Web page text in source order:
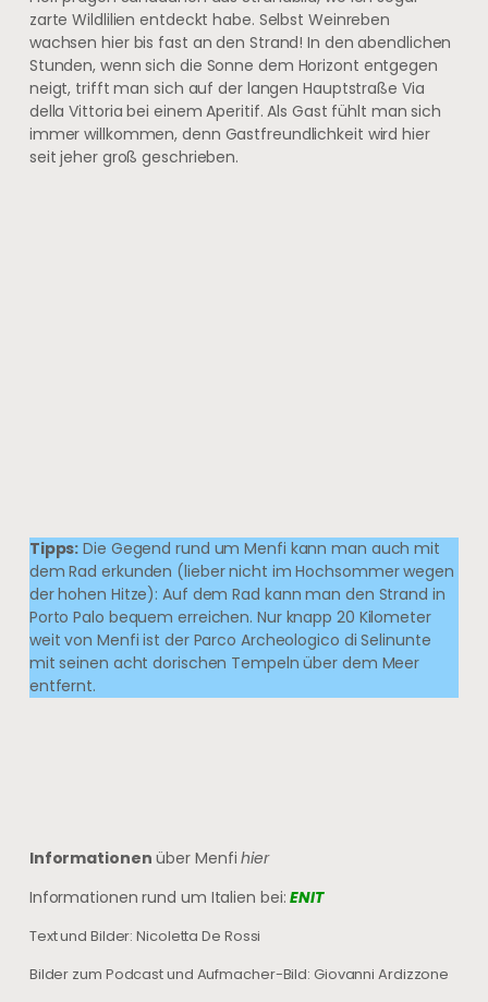
zarte Wildlilien entdeckt habe. Selbst Weinreben
wachsen hier bis fast an den Strand! In den abendlichen
Stunden, wenn sich die Sonne dem Horizont entgegen
neigt, trifft man sich auf der langen Hauptstraße Via
della Vittoria bei einem Aperitif. Als Gast fühlt man sich
immer willkommen, denn Gastfreundlichkeit wird hier
seit jeher groß geschrieben.
Tipps: Die Gegend rund um Menfi kann man auch mit
dem Rad erkunden (lieber nicht im Hochsommer wegen
der hohen Hitze): Auf dem Rad kann man den Strand in
Porto Palo bequem erreichen. Nur knapp 20 Kilometer
weit von Menfi ist der Parco Archeologico di Selinunte
mit seinen acht dorischen Tempeln über dem Meer
entfernt.
Informationen über Menfihier
Informationen rund um Italien bei:ENIT
Text und Bilder: Nicoletta De Rossi
Bilder zum Podcast und Aufmacher-Bild: Giovanni Ardizzone